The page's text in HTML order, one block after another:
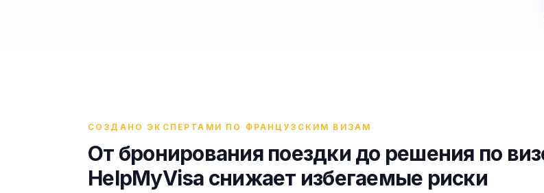
СОЗДАНО ЭКСПЕРТАМИ ПО ФРАНЦУЗСКИМ ВИЗАМ
От бронирования поездки до решения по
HelpMyVisa снижает избегаемые риски